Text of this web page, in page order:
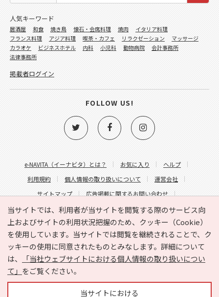
当サイトでは、利用者が当サイトを閲覧する際のサービス向
上およびサイトの利用状況把握のため、クッキー（Cookie）
を使用しています。当サイトでは閲覧を継続されることで、ク
ッキーの使用に同意されたものとみなします。詳細について
は、
「当社ウェブサイトにおける個人情報の取り扱いについ
て」 をご覧ください。
当サイトにおける
e-NAVITA（イーナビタ）とは？ お気に入り
ヘルプ
利用規約
個人情報の取り扱いについて
運営会社
サイトマップ
広告掲載に関するお問い合わせ
サイトの内容に関するお問い合わせ
人気キーワード
居酒屋 和食 焼き鳥 懐石・会席料理 焼肉
イタリア料理
フランス料理
アジア料理 喫茶・カフェ リラクゼーション
マッサージ
カラオケ
ビジネスホテル 内科 小児科 動物病院
会計事務所
法律事務所
掲載者ログイン
FOLLOW US!
Copyright © HYOJITO.Co.,Ltd. All Rights Reserved.